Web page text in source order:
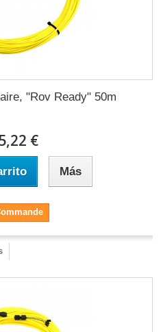
"Rov Ready" 50m
€
Más